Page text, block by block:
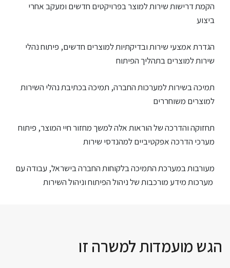
הקמת דרישות שירות למוצר בפרויקטים חדשים ומעקב אחרי
ביצוע
הגדרת אמצעי שירות ובדיקתיות למוצרים חדשים, פיתוח נהלי
שירות למוצרים בתהליך הפיתוח
תמיכה בשירות למערכות החברה, תמיכה בכתיבת נהלי השירות
למוצרים משוחררים
תחזוקה והדרכה של הוראות אלה למשך מחזור חיי המוצר, פיתוח
מערכי הדרכה אפקטיביים למהנדסי שירות
מעורבות במערכת התמיכה בלקוחות החברה בישראל, עבודה עם
הגש מועמדות למשרה זו